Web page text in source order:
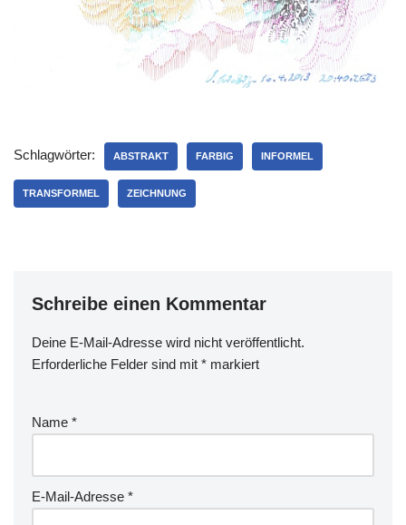
Schlagwörter: ABSTRAKT FARBIG INFORMEL
TRANSFORMEL ZEICHNUNG
Schreibe einen Kommentar
Deine E-Mail-Adresse wird nicht veröffentlicht.
Erforderliche Felder sind mit * markiert
Name *
E-Mail-Adresse *